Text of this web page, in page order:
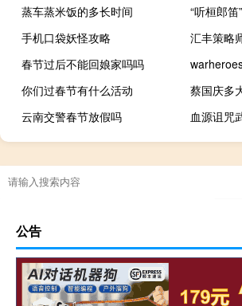
蒸车蒸米饭的多长时间
“听桓郎
手机口袋妖怪攻略
春节过后不能回娘家吗吗
你们过春节有什么活动
蔡国庆多
云南交警春节放假吗
血源诅咒
公告